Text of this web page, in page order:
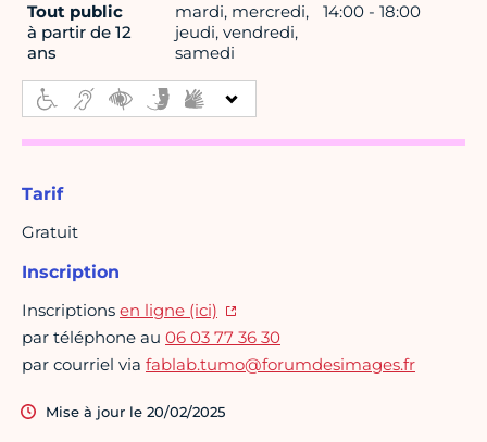
Tout public
à partir de 12
ans
mardi, mercredi,
jeudi, vendredi,
samedi
14:00 - 18:00
Tarif
Gratuit
Inscription
Inscriptions en ligne (ici)
par téléphone au 06 03 77 36 30
par courriel via fablab.tumo@forumdesimages.fr
Mise à jour le 20/02/2025